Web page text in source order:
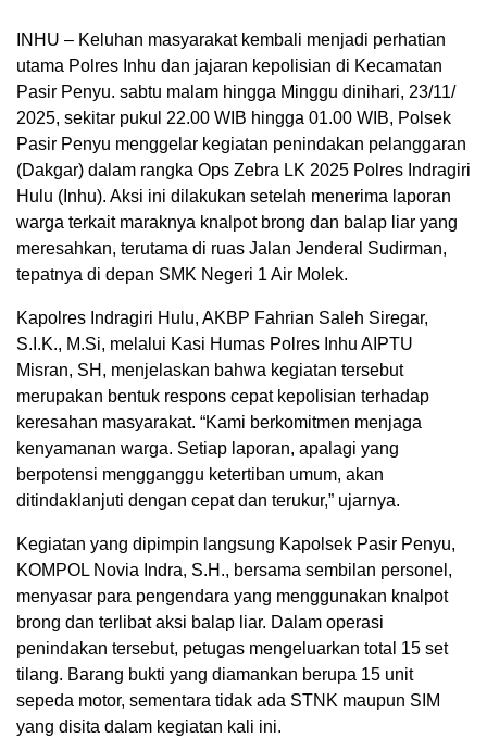
INHU – Keluhan masyarakat kembali menjadi perhatian
utama Polres Inhu dan jajaran kepolisian di Kecamatan
Pasir Penyu. sabtu malam hingga Minggu dinihari, 23/11/
2025, sekitar pukul 22.00 WIB hingga 01.00 WIB, Polsek
Pasir Penyu menggelar kegiatan penindakan pelanggaran
(Dakgar) dalam rangka Ops Zebra LK 2025 Polres Indragiri
Hulu (Inhu). Aksi ini dilakukan setelah menerima laporan
warga terkait maraknya knalpot brong dan balap liar yang
meresahkan, terutama di ruas Jalan Jenderal Sudirman,
tepatnya di depan SMK Negeri 1 Air Molek.
Kapolres Indragiri Hulu, AKBP Fahrian Saleh Siregar,
S.I.K., M.Si, melalui Kasi Humas Polres Inhu AIPTU
Misran, SH, menjelaskan bahwa kegiatan tersebut
merupakan bentuk respons cepat kepolisian terhadap
keresahan masyarakat. “Kami berkomitmen menjaga
kenyamanan warga. Setiap laporan, apalagi yang
berpotensi mengganggu ketertiban umum, akan
ditindaklanjuti dengan cepat dan terukur,” ujarnya.
Kegiatan yang dipimpin langsung Kapolsek Pasir Penyu,
KOMPOL Novia Indra, S.H., bersama sembilan personel,
menyasar para pengendara yang menggunakan knalpot
brong dan terlibat aksi balap liar. Dalam operasi
penindakan tersebut, petugas mengeluarkan total 15 set
tilang. Barang bukti yang diamankan berupa 15 unit
sepeda motor, sementara tidak ada STNK maupun SIM
yang disita dalam kegiatan kali ini.